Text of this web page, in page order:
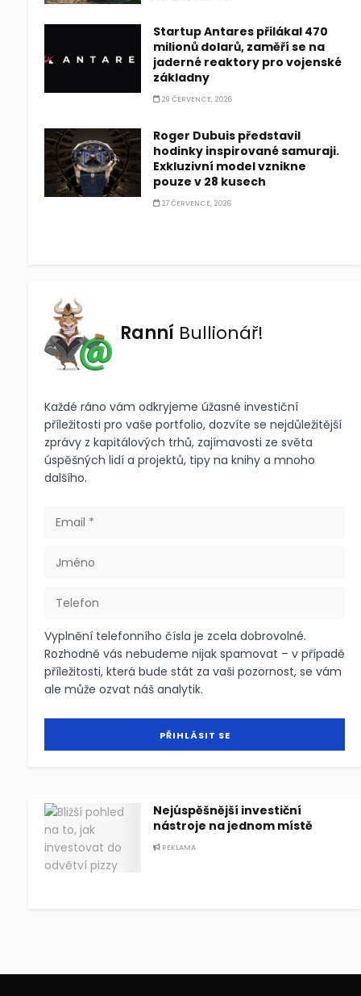
Startup Antares přilákal 470
milionů dolarů, zaměří se na
jaderné reaktory pro vojenské
základny
29 ČERVENCE, 2026
Roger Dubuis představil
hodinky inspirované samuraji.
Exkluzivní model vznikne
pouze v 28 kusech
27 ČERVENCE, 2026
Ranní Bullionář!
Každé ráno vám odkryjeme úžasné investiční
příležitosti pro vaše portfolio, dozvíte se nejdůležitější
zprávy z kapitálových trhů, zajímavosti ze světa
úspěšných lidí a projektů, tipy na knihy a mnoho
dalšího.
Vyplnění telefonního čísla je zcela dobrovolné.
Rozhodně vás nebudeme nijak spamovat – v případě
příležitosti, která bude stát za vaši pozornost, se vám
ale může ozvat náš analytik.
Nejúspěšnější investiční
nástroje na jednom místě
REKLAMA